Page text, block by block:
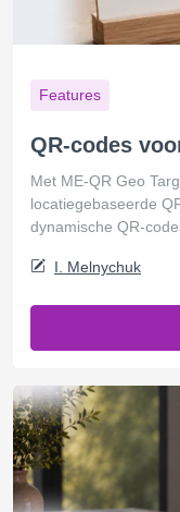
Features
QR-codes
Met ME-QR Geo
locatiegebaseerde
dynamische QR-
I. Melnychuk